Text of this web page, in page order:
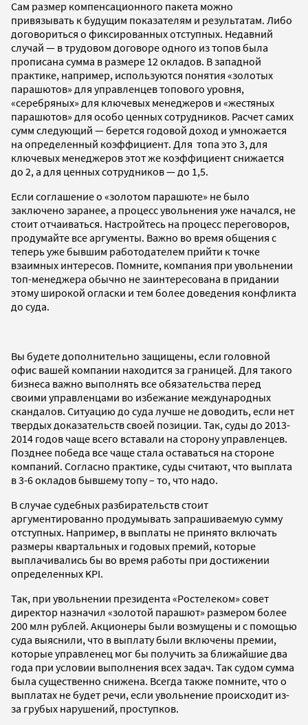
Сам размер компенсационного пакета можно
привязывать к будущим показателям и результатам. Либо
договориться о фиксированных отступных. Недавний
случай — в трудовом договоре одного из топов была
прописана сумма в размере 12 окладов. В западной
практике, например, используются понятия «золотых
парашютов» для управленцев топового уровня,
«серебряных» для ключевых менеджеров и «жестяных
парашютов» для особо ценных сотрудников. Расчет самих
сумм следующий — берется годовой доход и умножается
на определенный коэффициент. Для топа это 3, для
ключевых менеджеров этот же коэффициент снижается
до 2, а для ценных сотрудников — до 1,5.
Если соглашение о «золотом парашюте» не было
заключено заранее, а процесс увольнения уже начался, не
стоит отчаиваться. Настройтесь на процесс переговоров,
продумайте все аргументы. Важно во время общения с
теперь уже бывшим работодателем прийти к точке
взаимных интересов. Помните, компания при увольнении
топ-менеджера обычно не заинтересована в придании
этому широкой огласки и тем более доведения конфликта
до суда.
Вы будете дополнительно защищены, если головной
офис вашей компании находится за границей. Для такого
бизнеса важно выполнять все обязательства перед
своими управленцами во избежание международных
скандалов. Ситуацию до суда лучше не доводить, если нет
твердых доказательств своей позиции. Так, суды до 2013-
2014 годов чаще всего вставали на сторону управленцев.
Позднее победа все чаще стала оставаться на стороне
компаний. Согласно практике, суды считают, что выплата
в 3-6 окладов бывшему топу – то, что надо.
В случае судебных разбирательств стоит
аргументированно продумывать запрашиваемую сумму
отступных. Например, в выплаты не принято включать
размеры квартальных и годовых премий, которые
выплачивались бы во время работы при достижении
определенных KPI.
Так, при увольнении президента «Ростелеком» совет
директор назначил «золотой парашют» размером более
200 млн рублей. Акционеры были возмущены и с помощью
суда выяснили, что в выплату были включены премии,
которые управленец мог бы получить за ближайшие два
года при условии выполнения всех задач. Так судом сумма
была существенно снижена. Всегда также помните, что о
выплатах не будет речи, если увольнение происходит из-
за грубых нарушений, проступков.